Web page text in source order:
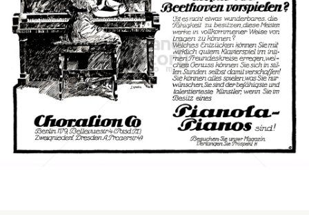
CHORALION CO., Berlin Choralion Co., Berlin 1914
Bild-ID: 3289